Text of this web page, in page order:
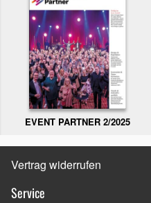
EVENT PARTNER 2/2025
Vertrag widerrufen
Service